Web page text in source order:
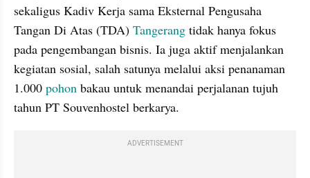
sekaligus Kadiv Kerja sama Eksternal Pengusaha
Tangan Di Atas (TDA) Tangerang tidak hanya fokus
pada pengembangan bisnis. Ia juga aktif menjalankan
kegiatan sosial, salah satunya melalui aksi penanaman
1.000 pohon bakau untuk menandai perjalanan tujuh
tahun PT Souvenhostel berkarya.
ADVERTISEMENT